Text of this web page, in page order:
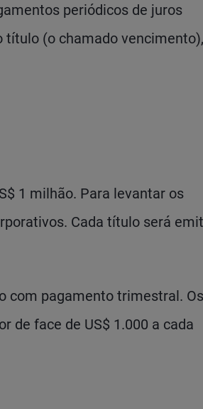
periódicos de juros
título (o chamado
1 milhão. Para levantar os
Cada título será
com pagamento trimestral. Os
de face de US$ 1.000 a cada